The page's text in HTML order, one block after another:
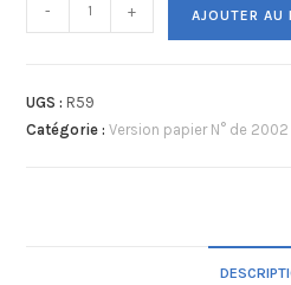
- + AJOUTER AU
UGS : R59
Catégorie :Version papier N° de 2002